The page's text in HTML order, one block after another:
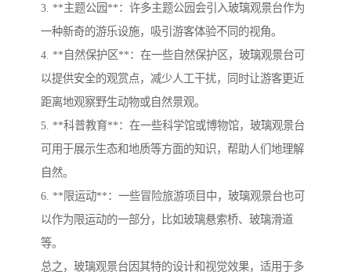
3. **主题公园**：许多主题公园会引入玻璃观景台作为
一种新奇的游乐设施，吸引游客体验不同的视角。
4. **自然保护区**：在一些自然保护区，玻璃观景台可
以提供安全的观赏点，减少人工干扰，同时让游客更近
距离地观察野生动物或自然景观。
5. **科普教育**：在一些科学馆或博物馆，玻璃观景台
可用于展示生态和地质等方面的知识，帮助人们地理解
自然。
6. **限运动**：一些冒险旅游项目中，玻璃观景台也可
以作为限运动的一部分，比如玻璃悬索桥、玻璃滑道
等。
总之，玻璃观景台因其特的设计和视觉效果，适用于多